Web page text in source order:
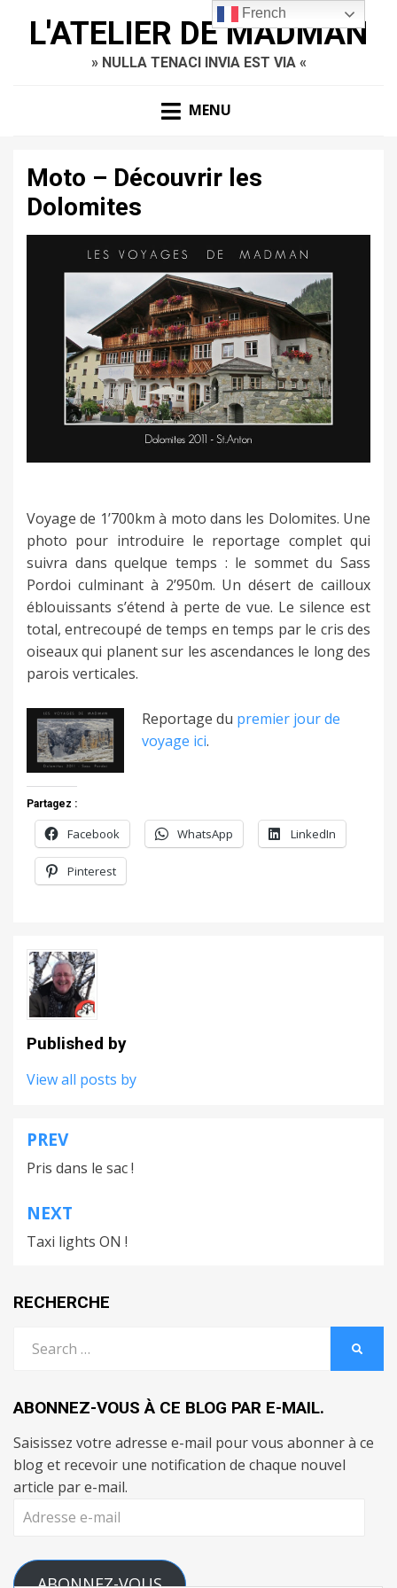
L'ATELIER DE MADMAN
» NULLA TENACI INVIA EST VIA «
MENU
Moto – Découvrir les
Dolomites
Voyage de 1’700km à moto dans les Dolomites. Une
photo pour introduire le reportage complet qui
suivra dans quelque temps : le sommet du Sass
Pordoi culminant à 2’950m. Un désert de cailloux
éblouissants s’étend à perte de vue. Le silence est
total, entrecoupé de temps en temps par le cris des
oiseaux qui planent sur les ascendances le long des
parois verticales.
Reportage du premier jour de
voyage ici.
Partagez :
Facebook WhatsApp LinkedIn
Pinterest
Published by
View all posts by
Navigation
de
l’article
PREV
Pris dans le sac !
NEXT
Taxi lights ON !
RECHERCHE
for:
ABONNEZ-VOUS À CE BLOG PAR E-MAIL.
Saisissez votre adresse e-mail pour vous abonner à ce
blog et recevoir une notification de chaque nouvel
article par e-mail.
Adresse
French